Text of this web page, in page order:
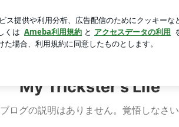
My Trickster's Life
ブログの説明はありません。覚悟しなさい